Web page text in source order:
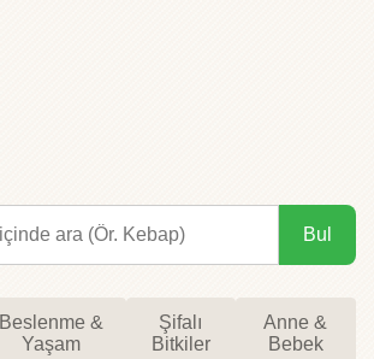
Bul
Beslenme &
Yaşam
Şifalı
Bitkiler
Anne &
Bebek